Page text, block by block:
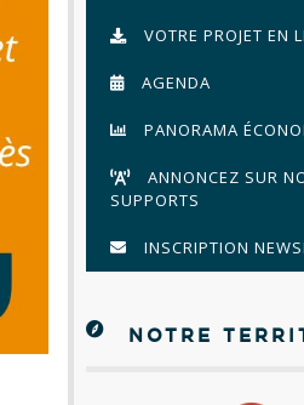
VOTRE PROJET EN
AGENDA
PANORAMA
ANNONCEZ SUR
SUPPORTS
INSCRIPTION
NOTRE